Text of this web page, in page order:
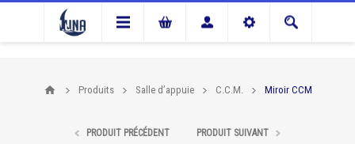
Produits Salle d’appuie C.C.M. Miroir CCM
PRODUIT PRÉCÉDENT PRODUIT SUIVANT